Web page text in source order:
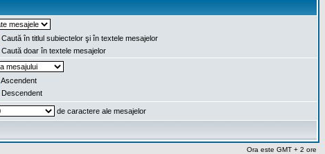
Caută în titlul subiectelor şi în textele mesajelor
Caută doar în textele mesajelor
Ascendent
Descendent
de caractere ale mesajelor
Ora este GMT + 2 ore